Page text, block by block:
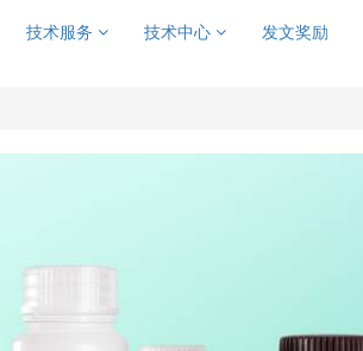
技术服务 技术中心 发文奖励